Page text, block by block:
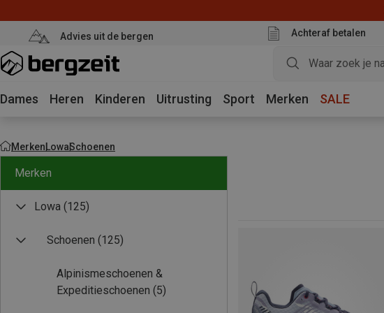
Advies uit de bergen Achteraf betalen
Dames Heren Kinderen Uitrusting Sport Merken SALE
MerkenLowaSchoenen
Merken
Lowa (125)
Schoenen (125)
Alpinismeschoenen &
Expeditieschoenen (5)